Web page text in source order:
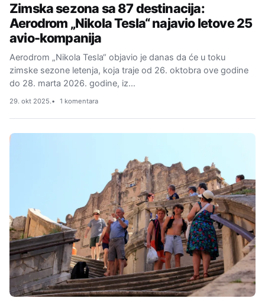
Zimska sezona sa 87 destinacija:
Aerodrom „Nikola Tesla“ najavio letove 25
avio-kompanija
Aerodrom „Nikola Tesla“ objavio je danas da će u toku
zimske sezone letenja, koja traje od 26. oktobra ove godine
do 28. marta 2026. godine, iz…
29. okt 2025. 1 komentara